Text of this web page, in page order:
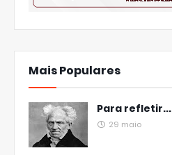
Mais Populares
Para refletir...
29 maio